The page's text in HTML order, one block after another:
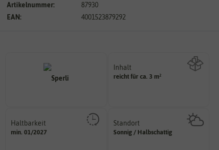
Artikelnummer:
87930
EAN:
4001523879292
Inhalt
reicht für ca. 3 m²
Wie viel ist enthalten
Haltbarkeit
min. 01/2027
und Pflanzgut sehr gut keimen
sollte.
Standort
Sonnig / Halbschattig
Pflanze? (schattig, halbschattig,
sonnig, vollsonnig)